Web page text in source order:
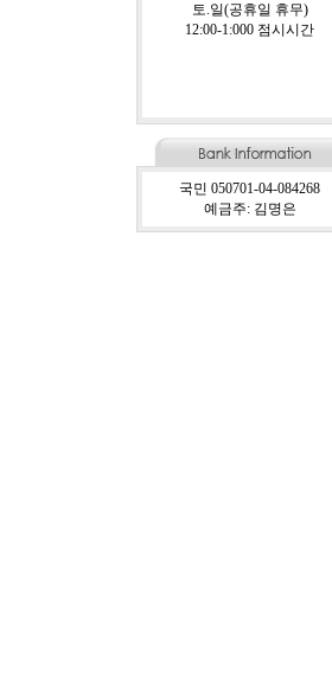
토.일(공휴일 휴무)
12:00-1:000 점시시간
국민 050701-04-084268
예금주: 김명은